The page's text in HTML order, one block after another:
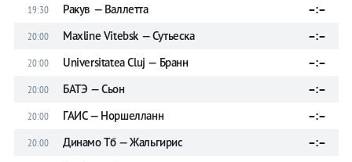
19:30 Ракув — Валлетта –:–
20:00 Maxline Vitebsk — Сутьеска –:–
20:00 Universitatea Cluj — Бранн –:–
20:00 БАТЭ — Сьон –:–
20:00 ГАИС — Норшелланн –:–
20:00 Динамо Тб — Жальгирис –:–